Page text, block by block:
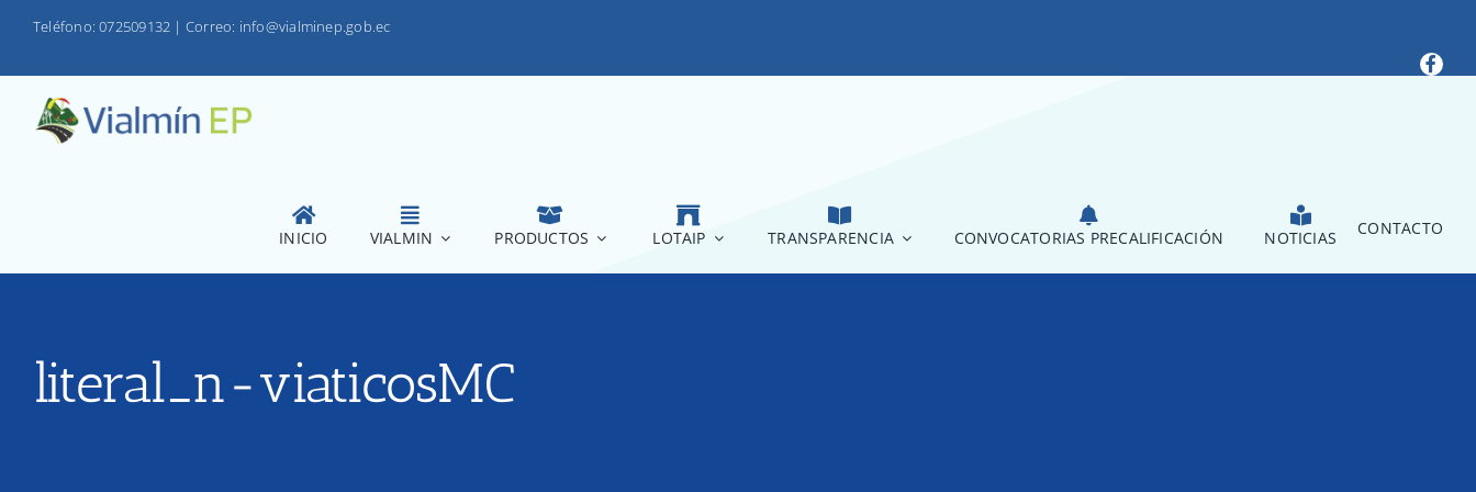
Teléfono: 072509132 | Correo: info@vialminep.gob.ec
INICIO VIALMIN PRODUCTOS LOTAIP TRANSPARENCIA CONVOCATORIAS PRECALIFICACIÓN NOTICIAS CONTACTO
literal_n-viaticosMC